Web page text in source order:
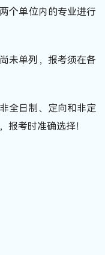
个单位内的专业进行
未单列，报考须在各
全日制、定向和非定
报考时准确选择！